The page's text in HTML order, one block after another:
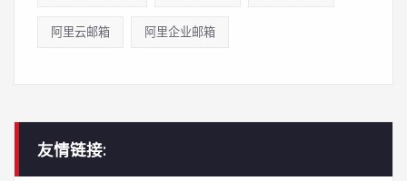
阿里云邮箱 阿里企业邮箱
友情链接: